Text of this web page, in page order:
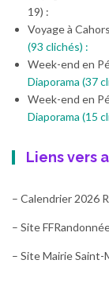
19) :
Voyage à
(93 clichés) :
Week-end en
Diaporama (37
Week-end en
Diaporama (15
Liens vers
– Calendrier 2026
– Site
– Site Mairie Saint-